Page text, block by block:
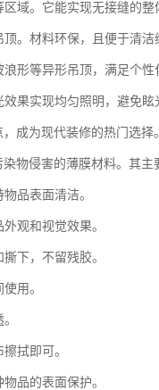
域。它能实现无接缝的
。材料环保，且便于清洁
形等异形吊顶，满足个性
果实现均匀照明，避免眩
成为现代装修的热门选择。
物侵害的薄膜材料。其主
品表面清洁。
观和视觉效果。
下，不留残胶。
用。
拭即可。
品的表面保护。